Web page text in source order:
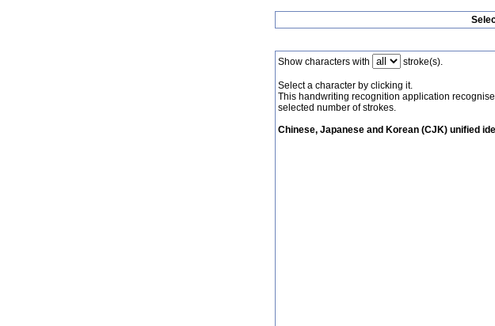
Show characters with stroke(s).
Select a character by clicking it.
This handwriting recognition application
selected number of strokes.
Chinese, Japanese and Korean (CJK) unified